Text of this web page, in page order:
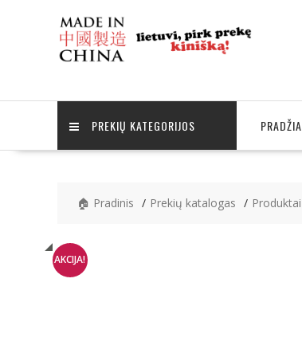
PREKIŲ KATEGORIJOS PRADŽIA
🏠 Pradinis Prekių katalogas Produktai
AKCIJA!